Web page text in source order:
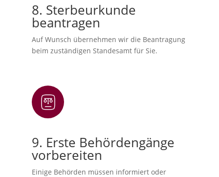
8. Sterbeurkunde
beantragen
Auf Wunsch übernehmen wir die Beantragung
beim zuständigen Standesamt für Sie.
9. Erste Behördengänge
vorbereiten
Einige Behörden müssen informiert oder